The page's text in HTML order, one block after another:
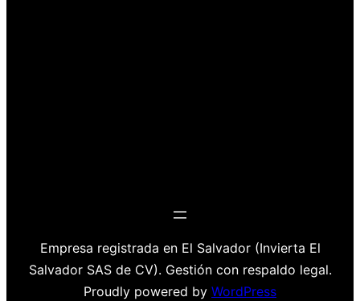
Empresa registrada en El Salvador (Invierta El
Salvador SAS de CV). Gestión con respaldo legal.
Proudly powered by WordPress